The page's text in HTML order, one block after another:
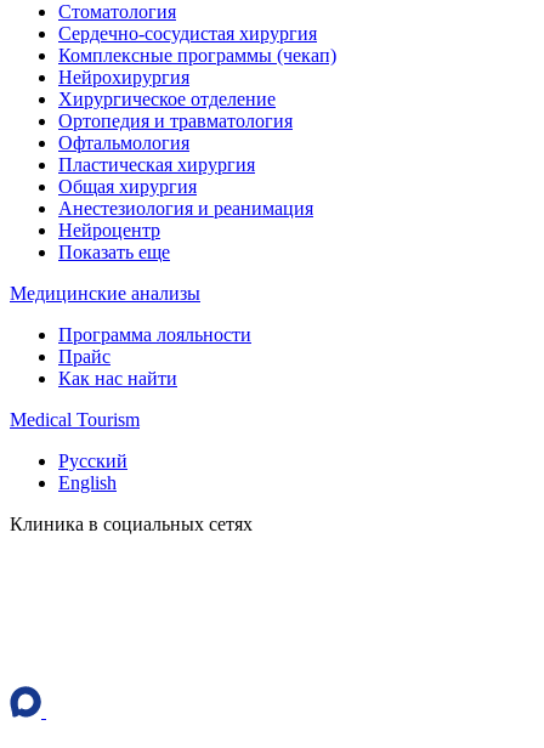
Стоматология
Сердечно-сосудистая хирургия
Комплексные программы (чекап)
Нейрохирургия
Хирургическое отделение
Ортопедия и травматология
Офтальмология
Пластическая хирургия
Общая хирургия
Анестезиология и реанимация
Нейроцентр
Показать еще
Медицинские анализы
Программа лояльности
Прайс
Как нас найти
Medical Tourism
Русский
English
Клиника в социальных сетях